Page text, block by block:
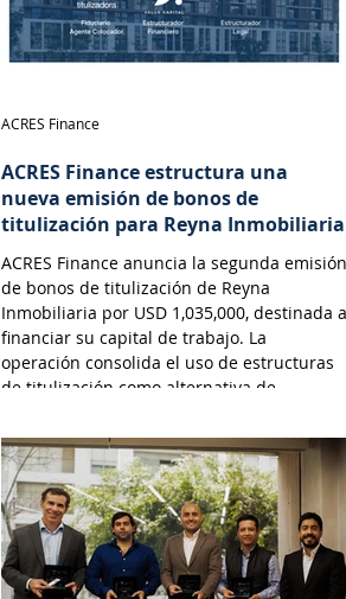
ACRES Finance estructura una
nueva emisión de bonos de
titulización para Reyna Inmobiliaria
ACRES Finance anuncia la segunda emisión
de bonos de titulización de Reyna
Inmobiliaria por USD 1,035,000, destinada a
financiar su capital de trabajo. La
operación consolida el uso de estructuras
de titulización como alternativa de
atractiva para empresas que operan en el
sector inmobiliario. Esta modalidad
permite a las desarrolladoras inmobiliarias
monetizar flujos futuros de efectivo a
través de la emisión de valores negociables
en el
ACRES Finance